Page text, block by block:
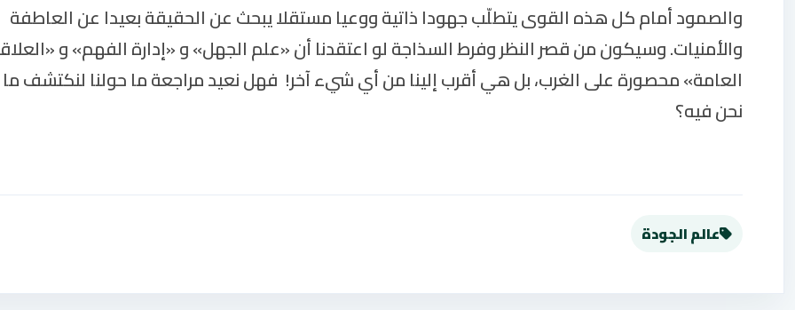
والصمود أمام كل هذه القوى يتطلّب جهودا ذاتية ووعيا مستقلا يبحث عن الحقيقة بعيدا عن العاطفة
والأمنيات. وسيكون من قصر النظر وفرط السذاجة لو اعتقدنا أن «علم الجهل» و «إدارة الفهم» و
العامة» محصورة على الغرب، بل هي أقرب إلينا من أي شيء آخر! فهل نعيد مراجعة ما حولنا لنكتشف ما
نحن فيه؟
عالم الجودة